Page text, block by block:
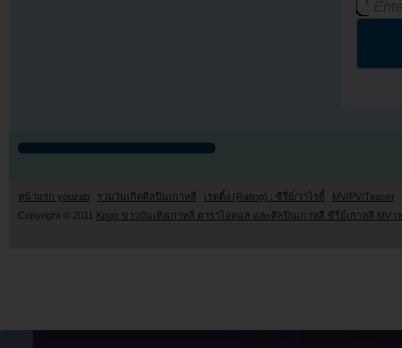
หน้าแรก youzab รวมวันเกิดศิลปินเกาหลี เรตติ้ง (Rating) : ซีรี่ย์/วาไรตี้
MV/PV/Teaser
Copyright © 2011 Kpop ข่าวบันเทิงเกาหลี ดาราไอดอล และศิลปินเกาหลี ซีรี่ย์เกาหลี MV